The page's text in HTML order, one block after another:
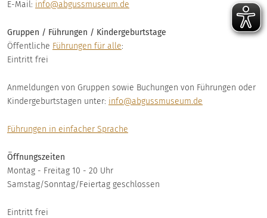
E-Mail: info@abgussmuseum.de
Gruppen / Führungen / Kindergeburtstage
Öffentliche Führungen für alle:
Eintritt frei
Anmeldungen von Gruppen sowie Buchungen von Führungen oder
Kindergeburtstagen unter: info@abgussmuseum.de
Führungen in einfacher Sprache
Öffnungszeiten
Montag - Freitag 10 - 20 Uhr
Samstag/Sonntag/Feiertag geschlossen
Eintritt frei